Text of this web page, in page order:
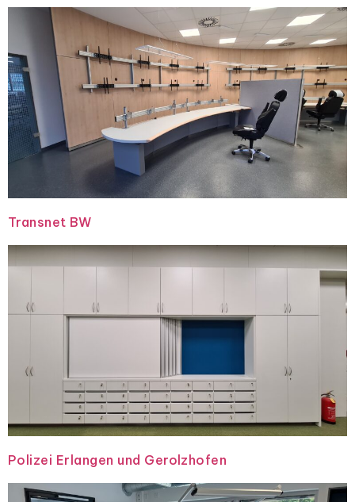
Transnet BW
Polizei Erlangen und Gerolzhofen